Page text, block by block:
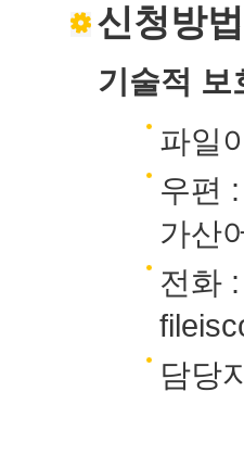
신청방법
기술적 보
파일
우편
가산
전화
담당